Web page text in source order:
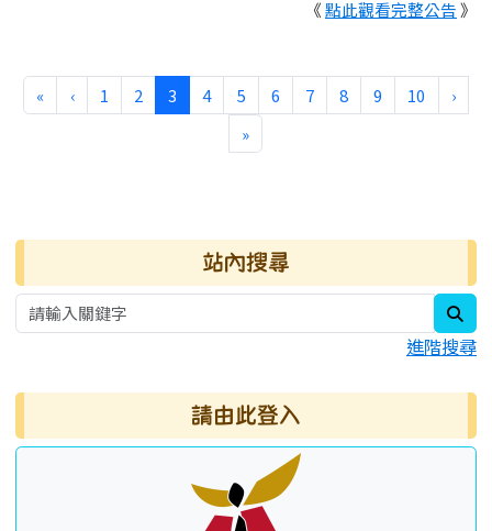
《點此觀看完整公告》
«第一頁
‹上一頁
1 2 3 (目前頁次)
4 5 6 7 8 9 10 ›下一
»最後頁
右邊區域內容 站內搜尋
進階搜尋
請由此登入